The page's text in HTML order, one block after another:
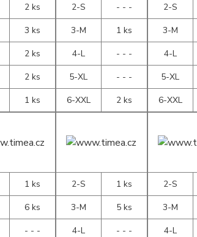
2 ks
3 ks
2 ks
2 ks
1 ks
2-S
- - -
3-M
1 ks
4-L
- - -
5-XL
- - -
6-XXL
2 ks
2-S
3-M
4-L
5-XL
6-XXL
1 ks
6 ks
- - -
2-S
1 ks
3-M
5 ks
4-L
- - -
2-S
3-M
4-L